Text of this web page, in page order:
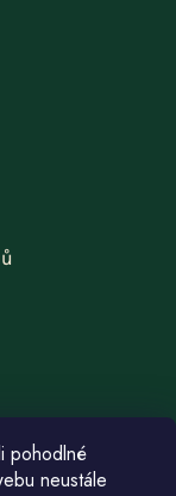
pohodlné
neustále